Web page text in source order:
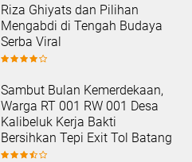
Riza Ghiyats dan Pilihan
Mengabdi di Tengah Budaya
Serba Viral
Sambut Bulan Kemerdekaan,
Warga RT 001 RW 001 Desa
Kalibeluk Kerja Bakti
Bersihkan Tepi Exit Tol Batang